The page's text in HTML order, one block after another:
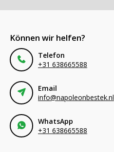
Können wir helfen?
Telefon
+31 638665588
Email
info@napoleonbestek.nl
WhatsApp
+31 638665588